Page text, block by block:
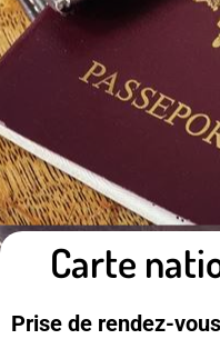
Carte
Prise de rendez-